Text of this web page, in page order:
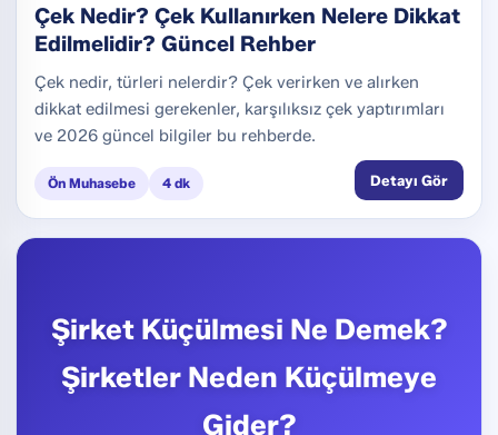
Çek Nedir? Çek Kullanırken Nelere Dikkat
Edilmelidir? Güncel Rehber
Çek nedir, türleri nelerdir? Çek verirken ve alırken
dikkat edilmesi gerekenler, karşılıksız çek yaptırımları
ve 2026 güncel bilgiler bu rehberde.
Ön Muhasebe 4 dk Detayı Gör
Şirket Küçülmesi Ne Demek?
Şirketler Neden Küçülmeye
Gider?